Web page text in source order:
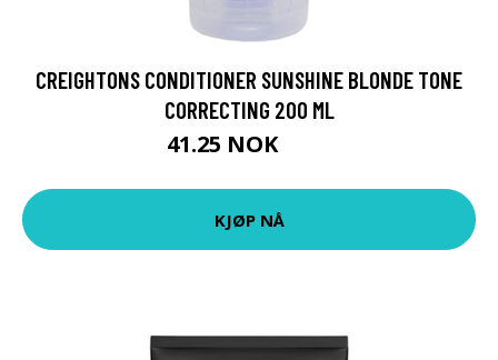
CREIGHTONS CONDITIONER SUNSHINE BLONDE TONE
CORRECTING 200 ML
41.25 NOK
KJØP NÅ